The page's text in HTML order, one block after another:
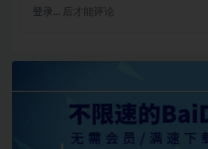
登录... 后才能评论